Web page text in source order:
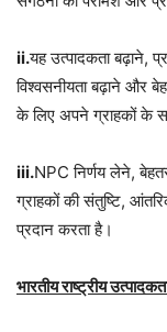
ii.यह उत्पादकता बढ़ाने,
विश्वसनीयता बढ़ाने और
के लिए अपने ग्राहकों के
iii.NPC निर्णय लेने,
ग्राहकों की संतुष्टि,
प्रदान करता है।
भारतीय राष्ट्रीय